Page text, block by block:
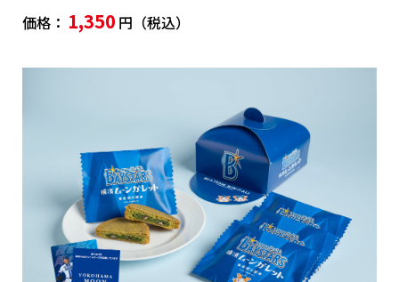
価格： 1,350 円（税込）